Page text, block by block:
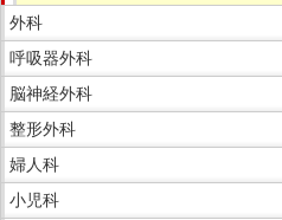
外科
呼吸器外科
脳神経外科
整形外科
婦人科
小児科